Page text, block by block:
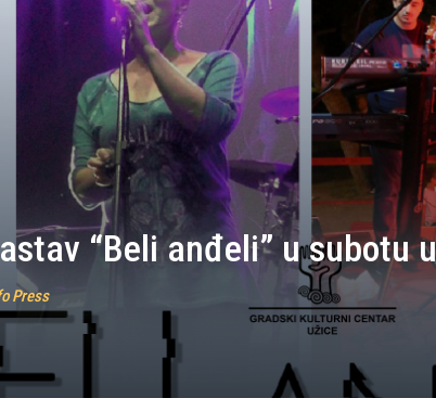
“Beli anđeli” u subotu
Press